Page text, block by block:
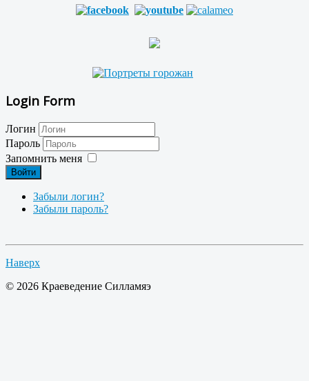
Login Form
Логин
Пароль
Запомнить меня
Войти
Забыли логин?
Забыли пароль?
Наверх
© 2026 Краеведение Силламяэ